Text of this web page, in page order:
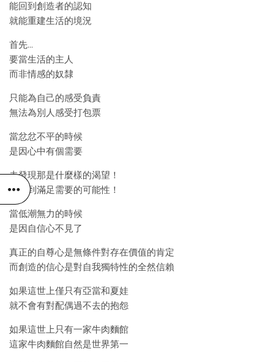
能回到創造者的認知
就能重建生活的境況
首先…
要當生活的主人
而非情感的奴隸
只能為自己的感受負責
無法為別人感受打包票
當忿忿不平的時候
是因心中有個需要
去發現那是什麼樣的渴望！
並找到滿足需要的可能性！
當低潮無力的時候
是因自信心不見了
真正的自尊心是無條件對存在價值的肯定
而創造的信心是對自我獨特性的全然信賴
如果這世上僅只有亞當和夏娃
就不會有對配偶過不去的抱怨
如果這世上只有一家牛肉麵館
這家牛肉麵館自然是世界第一